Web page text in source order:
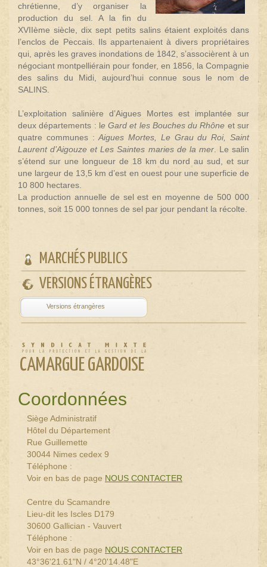
chrétienne, d’y organiser la
production du sel. A la fin du
XVIIème siècle, dix sept petits salins étaient exploités dans
l’enclos de Peccais. Ils appartenaient à divers propriétaires
qui, après les graves inondations de 1842, s’associèrent à un
négociant montpelliérain pour fonder, en 1856, la Compagnie
des salins du Midi, aujourd’hui connue sous le nom de
SALINS.
L’exploitation salinière d’Aigues Mortes est implantée sur
deux départements : le Gard et les Bouches du Rhône et sur
quatre communes :Aigues Mortes, Le Grau du Roi, Saint
Laurent d’Aigouze et Les Saintes maries de la mer. Le salin
s’étend sur une longueur de 18 km du nord au sud, et sur
une largeur de 13,5 km d’est en ouest pour une superficie de
10 800 hectares.
La production annuelle de sel est en moyenne de 500 000
tonnes, soit 15 000 tonnes de sel par jour pendant la récolte.
MARCHÉS PUBLICS
VERSIONS ÉTRANGÈRES
Powered by
CAMARGUE GARDOISE
Coordonnées
Siège Administratif
Hôtel du Département
Rue Guillemette
30044 Nimes cedex 9
Téléphone :
Voir en bas de page NOUS CONTACTER
Centre du Scamandre
Lieu-dit les Iscles D179
30600 Gallician - Vauvert
Téléphone :
Voir en bas de page NOUS CONTACTER
43°36'21.61"N / 4°20'14.48"E